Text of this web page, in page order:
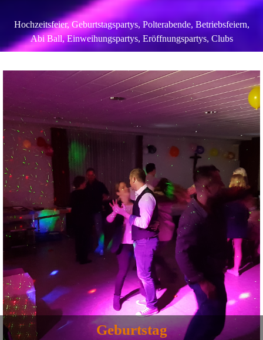
Hochzeitsfeier, Geburtstagspartys, Polterabende, Betriebsfeiern,
Abi Ball, Einweihungspartys, Eröffnungspartys, Clubs
Geburtstag